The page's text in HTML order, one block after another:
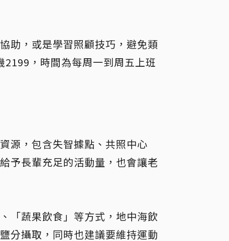
助，或是學習照顧技巧，避免類
，時間為每周一到周五上班
源，包含失智據點、共照中心
予長輩充足的活動量，也會讓老
「蔬果飲食」等方式，地中海飲
分攝取，同時也建議要維持運動